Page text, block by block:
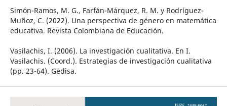
Simón-Ramos, M. G., Farfán-Márquez, R. M. y Rodríguez-
Muñoz, C. (2022). Una perspectiva de género en matemática
educativa. Revista Colombiana de Educación.
Vasilachis, I. (2006). La investigación cualitativa. En I.
Vasilachis. (Coord.). Estrategias de investigación cualitativa
(pp. 23-64). Gedisa.